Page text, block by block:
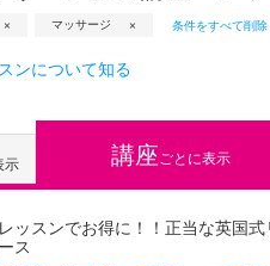
マッサージ 条件をすべて削除
ンについて知る
示 講座ごとに表示
ッスンでお得に！！正当な英国
ス